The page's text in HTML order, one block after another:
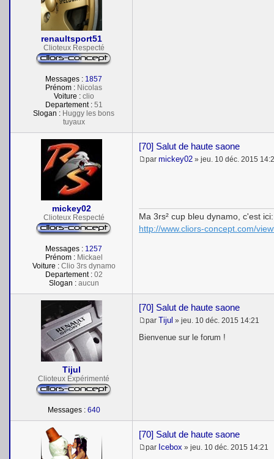
renaultsport51
Clioteux Respecté
Messages : 1857
Prénom : Nicolas
Voiture :clio
Departement :51
Slogan : Huggy les bons
tuyaux
mickey02
Clioteux Respecté
Messages : 1257
Prénom :Mickael
Voiture :Clio 3rs dynamo
Departement :02
Slogan :aucun
[70] Salut de haute saone
M
g
e
par mickey02 » jeu. 10 déc. 2015
Ma 3rs² cup bleu dynamo, c'est ici:
http://www.cliors-concept.com/
Tijul
Clioteux Expérimenté
Messages : 640
[70] Salut de haute saone
M
e
par Tijul » jeu. 10 déc. 2015 14:21
Bienvenue sur le forum !
[70] Salut de haute saone
M
par Icebox » jeu. 10 déc. 2015 14:21